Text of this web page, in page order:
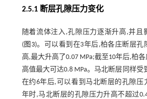
2.5.1 断层孔隙压力变化
随着流体注入,孔隙压力逐渐升高,并且
(图3)。可以看到在3年后,柏各庄断层孔
高,最大升高了0.07 MPa;截至10年后,柏
高值最大可达0.8 MPa。马北断层同样受
在约6年后,可以看到马北断层的孔隙压
年时,马北断层的孔隙压力升高不超过